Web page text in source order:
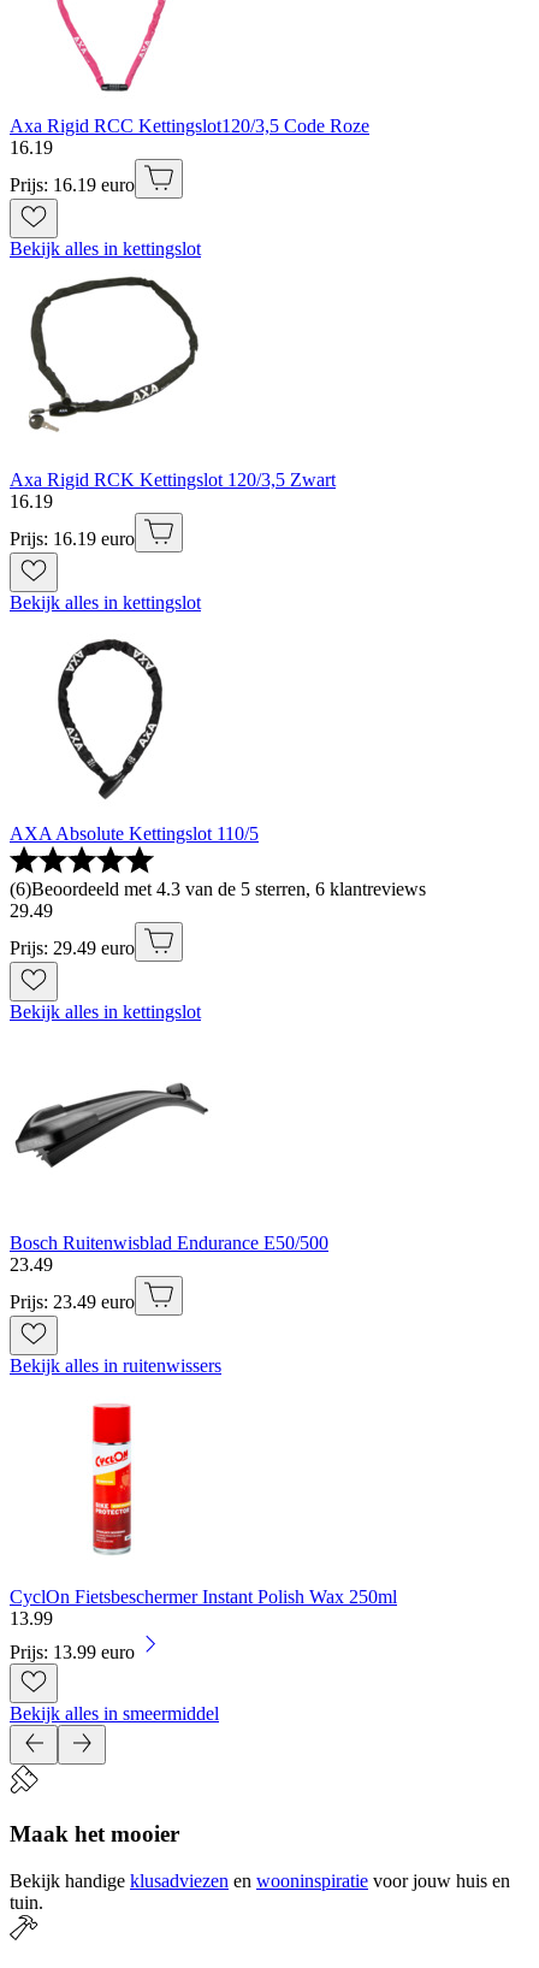
Axa Rigid RCC Kettingslot120/3,5 Code Roze
16.19
Prijs: 16.19 euro
Bekijk alles in kettingslot
Axa Rigid RCK Kettingslot 120/3,5 Zwart
16.19
Prijs: 16.19 euro
Bekijk alles in kettingslot
AXA Absolute Kettingslot 110/5
(6)Beoordeeld met 4.3 van de 5 sterren, 6 klantreviews
29.49
Prijs: 29.49 euro
Bekijk alles in kettingslot
Bosch Ruitenwisblad Endurance E50/500
23.49
Prijs: 23.49 euro
Bekijk alles in ruitenwissers
CyclOn Fietsbeschermer Instant Polish Wax 250ml
13.99
Prijs: 13.99 euro
Bekijk alles in smeermiddel
Maak het mooier
Bekijk handige klusadviezen en wooninspiratie voor jouw huis en
tuin.